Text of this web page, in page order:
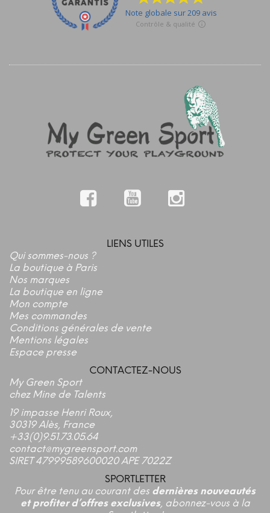
LIENS UTILES
Qui sommes-nous ?
La boutique à Paris
Nos marques
La boutique en ligne
Mon compte
Mes commandes
Conditions générales de vente
Mentions légales
Espace presse
CONTACTEZ-NOUS
My Green Sport
chez Mine de Talents
19 impasse Henri Roux,
30319 Alès, France
+33(0)9.51.73.05.64
contact@mygreensport.com
SIRET 47999589600020 APE 7022Z
SPORTLETTER
Pour être tenu au courant des dernières nouveautés
et profiter d’offres exclusives, abonnez-vous à la